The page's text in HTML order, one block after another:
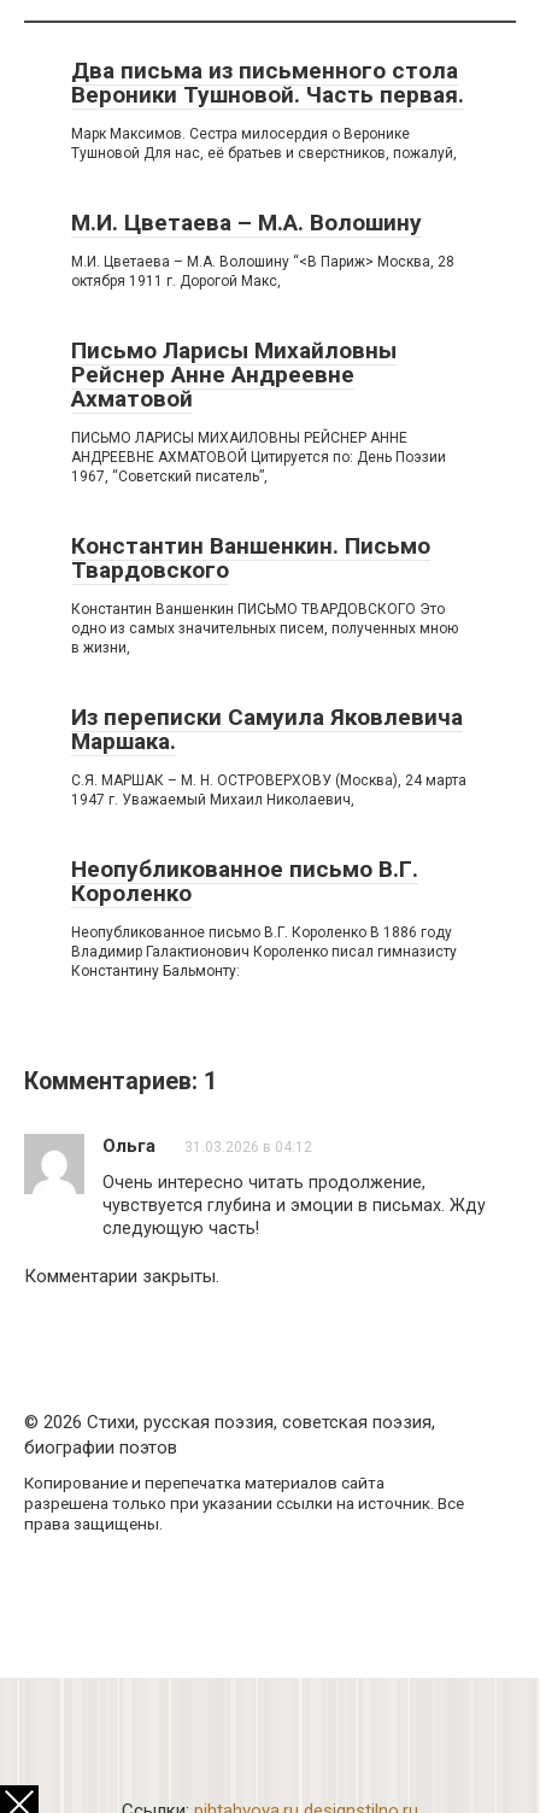
Два письма из письменного стола
Вероники Тушновой. Часть первая.
Марк Максимов. Сестра милосердия о Веронике
Тушновой Для нас, её братьев и сверстников, по­жалуй,
М.И. Цветаева – М.А. Волошину
М.И. Цветаева – М.А. Волошину “<В Париж> Москва, 28
октября 1911 г. Дорогой Макс,
Письмо Ларисы Михайловны
Рейснер Анне Андреевне
Ахматовой
ПИСЬМО ЛАРИСЫ МИХАИЛОВНЫ РЕЙСНЕР АННЕ
АНДРЕЕВНЕ АХМАТОВОЙ Цитируется по: День Поэзии
1967, “Советский писатель”,
Константин Ваншенкин. Письмо
Твардовского
Константин Ваншенкин ПИСЬМО ТВАРДОВСКОГО Это
одно из самых значительных писем, полученных мною
в жизни,
Из переписки Самуила Яковлевича
Маршака.
С.Я. МАРШАК – М. Н. ОСТРОВЕРХОВУ (Москва), 24 марта
1947 г. Уважаемый Михаил Николаевич,
Неопубликованное письмо В.Г.
Короленко
Неопубликованное письмо В.Г. Короленко B 1886 году
Владимир Галактионович Короленко писал гимназисту
Константину Бальмонту:
Комментариев: 1
Ольга 31.03.2026 в 04:12
Очень интересно читать продолжение,
чувствуется глубина и эмоции в письмах. Жду
следующую часть!
Комментарии закрыты.
© 2026 Стихи, русская поэзия, советская поэзия,
биографии поэтов
Копирование и перепечатка материалов сайта
разрешена только при указании ссылки на источник. Все
права защищены.